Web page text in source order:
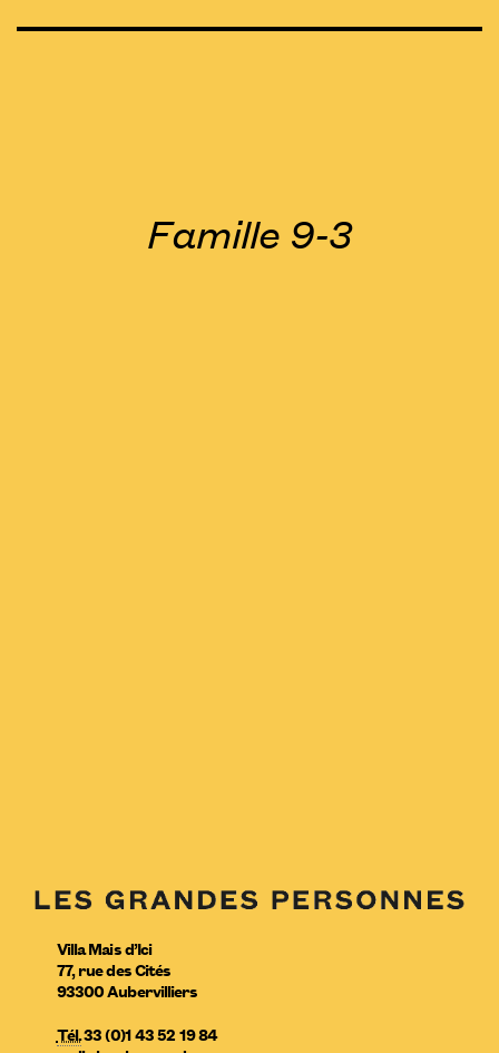
Famille 9-3
Villa Mais d’Ici
77, rue des Cités
93300Aubervilliers
Tél.33 (0)1 43 52 19 84